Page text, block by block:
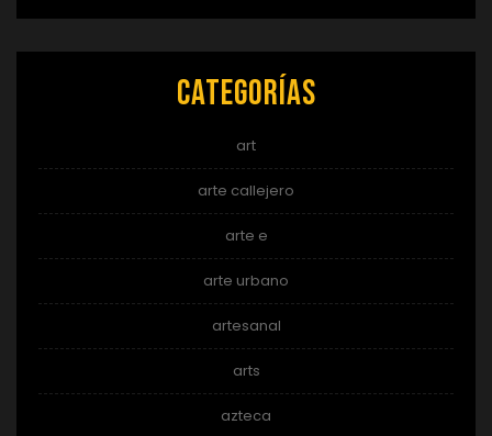
Categorías
art
arte callejero
arte e
arte urbano
artesanal
arts
azteca